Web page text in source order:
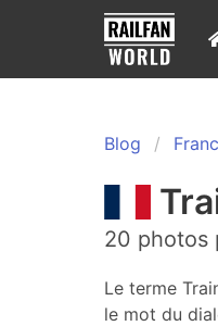
Blog
20 photos
Le terme
le mot du